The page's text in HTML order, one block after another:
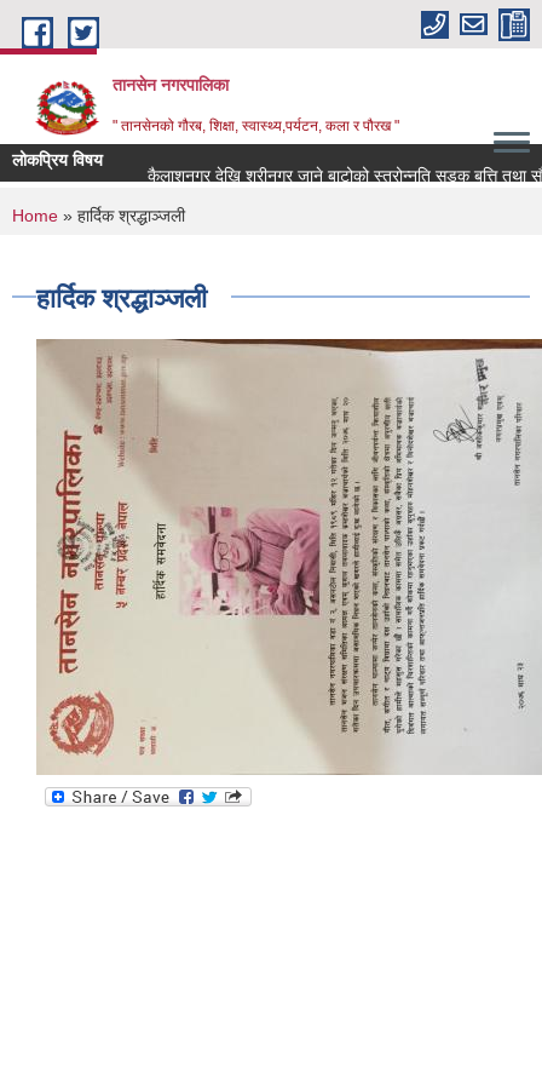
Skip to main content
तानसेन नगरपालिका
" तानसेनको गौरब, शिक्षा, स्वास्थ्य,पर्यटन, कला र पौरख "
लोकप्रिय विषय
You are here
Home » हार्दिक श्रद्धाञ्जली
हार्दिक श्रद्धाञ्जली